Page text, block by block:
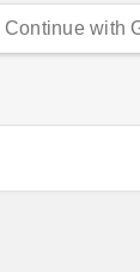
Continue with